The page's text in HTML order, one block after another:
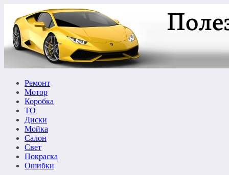
содержимому
Ремонт
Мотор
Коробка
ТО
Диски
Мойка
Салон
Свет
Покраска
Ошибки